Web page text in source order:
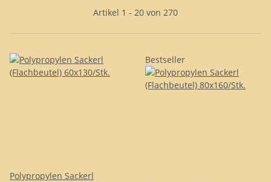
Artikel 1 - 20 von 270
Polypropylen Sackerl
Bestseller